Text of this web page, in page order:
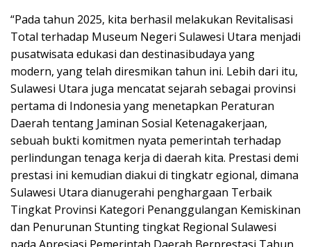
“Pada tahun 2025, kita berhasil melakukan Revitalisasi
Total terhadap Museum Negeri Sulawesi Utara menjadi
pusatwisata edukasi dan destinasibudaya yang
modern, yang telah diresmikan tahun ini. Lebih dari itu,
Sulawesi Utara juga mencatat sejarah sebagai provinsi
pertama di Indonesia yang menetapkan Peraturan
Daerah tentang Jaminan Sosial Ketenagakerjaan,
sebuah bukti komitmen nyata pemerintah terhadap
perlindungan tenaga kerja di daerah kita. Prestasi demi
prestasi ini kemudian diakui di tingkatr egional, dimana
Sulawesi Utara dianugerahi penghargaan Terbaik
Tingkat Provinsi Kategori Penanggulangan Kemiskinan
dan Penurunan Stunting tingkat Regional Sulawesi